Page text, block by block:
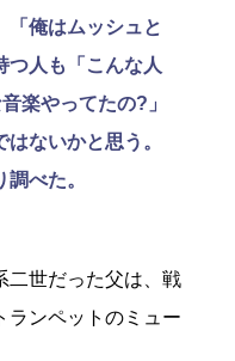
「俺はムッシュと
つ人も「こんな人
楽やってたの?」
ないかと思う。
べた。
二世だった父は、戦
ランペットのミュー